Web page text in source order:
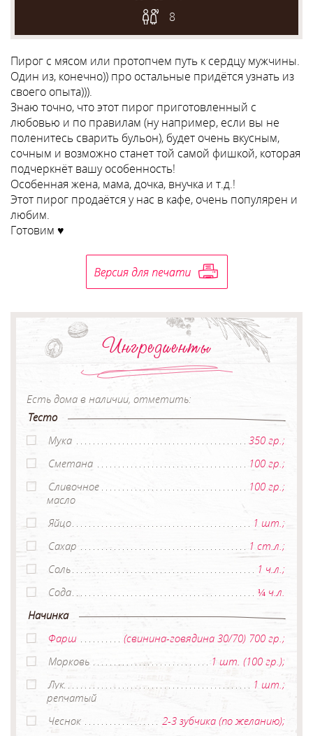
8
Пирог с мясом или протопчем путь к сердцу мужчины.
Один из, конечно)) про остальные придётся узнать из
своего опыта))).
Знаю точно, что этот пирог приготовленный с
любовью и по правилам (ну например, если вы не
поленитесь сварить бульон), будет очень вкусным,
сочным и возможно станет той самой фишкой, которая
подчеркнёт вашу особенность!
Особенная жена, мама, дочка, внучка и т.д.!
Этот пирог продаётся у нас в кафе, очень популярен и
любим.
Готовим ♥️
Ингредиенты
Есть дома в наличии, отметить:
Тесто
Мука
350 гр.;
Сметана
100 гр.;
Сливочное
масло
100 гр.;
Яйцо
1 шт.;
Сахар
1 ст.л.;
Соль
1 ч.л.;
Сода
¼ ч.л.
Начинка
Фарш
(свинина-говядина 30/70) 700 гр.;
Морковь
1 шт. (100 гр.);
Лук
репчатый
1 шт.;
Чеснок
2-3 зубчика (по желанию);